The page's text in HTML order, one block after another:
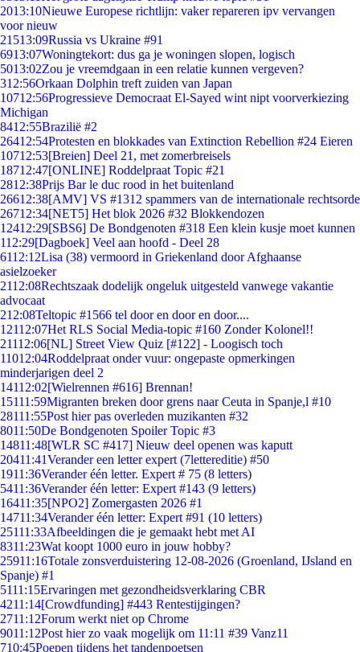
2013:10Nieuwe Europese richtlijn: vaker repareren ipv vervangen
voor nieuw
21513:09Russia vs Ukraine #91
6913:07Woningtekort: dus ga je woningen slopen, logisch
5013:02Zou je vreemdgaan in een relatie kunnen vergeven?
312:56Orkaan Dolphin treft zuiden van Japan
10712:56Progressieve Democraat El-Sayed wint nipt voorverkiezing
Michigan
8412:55Brazilië #2
26412:54Protesten en blokkades van Extinction Rebellion #24 Eieren
10712:53[Breien] Deel 21, met zomerbreisels
18712:47[ONLINE] Roddelpraat Topic #21
2812:38Prijs Bar le duc rood in het buitenland
26612:38[AMV] VS #1312 spammers van de internationale rechtsorde
26712:34[NET5] Het blok 2026 #32 Blokkendozen
12412:29[SBS6] De Bondgenoten #318 Een klein kusje moet kunnen
112:29[Dagboek] Veel aan hoofd - Deel 28
6112:12Lisa (38) vermoord in Griekenland door Afghaanse
asielzoeker
2112:08Rechtszaak dodelijk ongeluk uitgesteld vanwege vakantie
advocaat
212:08Teltopic #1566 tel door en door en door....
12112:07Het RLS Social Media-topic #160 Zonder Kolonel!!
21112:06[NL] Street View Quiz [#122] - Loogisch toch
11012:04Roddelpraat onder vuur: ongepaste opmerkingen
minderjarigen deel 2
14112:02[Wielrennen #616] Brennan!
15111:59Migranten breken door grens naar Ceuta in Spanje,l #10
28111:55Post hier pas overleden muzikanten #32
8011:50De Bondgenoten Spoiler Topic #3
14811:48[WLR SC #417] Nieuw deel openen was kaputt
20411:41Verander een letter expert (7lettereditie) #50
1911:36Verander één letter. Expert # 75 (8 letters)
5411:36Verander één letter: Expert #143 (9 letters)
16411:35[NPO2] Zomergasten 2026 #1
14711:34Verander één letter: Expert #91 (10 letters)
25111:33Afbeeldingen die je gemaakt hebt met AI
8311:23Wat koopt 1000 euro in jouw hobby?
25911:16Totale zonsverduistering 12-08-2026 (Groenland, IJsland en
Spanje) #1
5111:15Ervaringen met gezondheidsverklaring CBR
4211:14[Crowdfunding] #443 Rentestijgingen?
2711:12Forum werkt niet op Chrome
9011:12Post hier zo vaak mogelijk om 11:11 #39 Vanz11
710:45Poepen tijdens het tandenpoetsen